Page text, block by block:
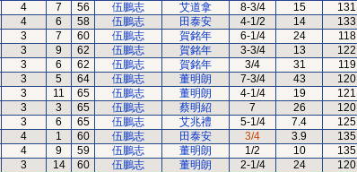
4 7 56 伍鵬志 艾道拿 8-3/4 15 131
4 6 58 伍鵬志 田泰安 4-1/2 14 133
3 7 60 伍鵬志 賀銘年 6-1/4 24 118
3 9 62 伍鵬志 賀銘年 3-3/4 13 122
3 6 62 伍鵬志 賀銘年 3/4 31 119
3 5 64 伍鵬志 董明朗 7-3/4 43 120
3 11 65 伍鵬志 董明朗 4-1/4 19 121
3 3 65 伍鵬志 蔡明紹 7 26 120
3 6 65 伍鵬志 艾兆禮 5-1/4 7.4 125
4 1 60 伍鵬志 田泰安 3/4 3.9 135
4 9 59 伍鵬志 董明朗 1/2 10 135
3 14 60 伍鵬志 董明朗 2-1/4 24 120